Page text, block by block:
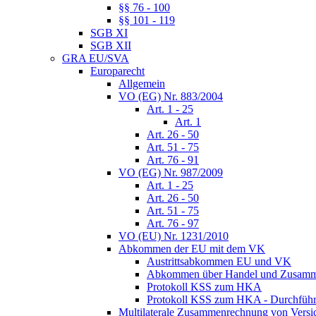
§§ 76 - 100
§§ 101 - 119
SGB XI
SGB XII
GRA EU/SVA
Europarecht
Allgemein
VO (EG) Nr. 883/2004
Art. 1 - 25
Art. 1
Art. 26 - 50
Art. 51 - 75
Art. 76 - 91
VO (EG) Nr. 987/2009
Art. 1 - 25
Art. 26 - 50
Art. 51 - 75
Art. 76 - 97
VO (EU) Nr. 1231/2010
Abkommen der EU mit dem VK
Austrittsabkommen EU und VK
Abkommen über Handel und
Protokoll KSS zum HKA
Protokoll KSS zum HKA -
Multilaterale Zusammenrechnung von